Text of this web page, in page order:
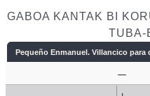
GABOA KANTAK BI
Pequeño Enmanuel. Villancico para